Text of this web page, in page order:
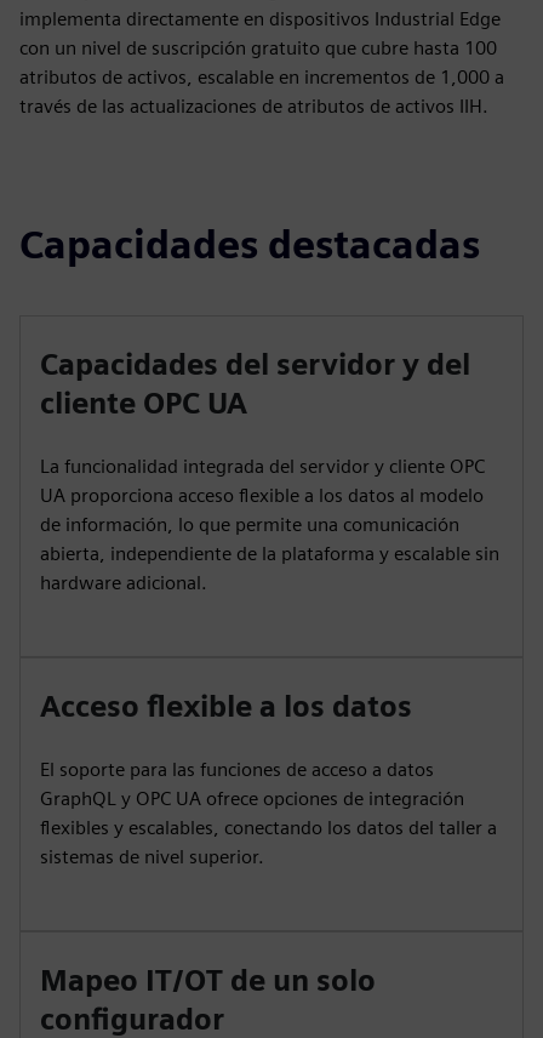
implementa directamente en dispositivos Industrial Edge
con un nivel de suscripción gratuito que cubre hasta 100
atributos de activos, escalable en incrementos de 1,000 a
través de las actualizaciones de atributos de activos IIH.
Capacidades destacadas
Capacidades del servidor y del
cliente OPC UA
La funcionalidad integrada del servidor y cliente OPC
UA proporciona acceso flexible a los datos al modelo
de información, lo que permite una comunicación
abierta, independiente de la plataforma y escalable sin
hardware adicional.
Acceso flexible a los datos
El soporte para las funciones de acceso a datos
GraphQL y OPC UA ofrece opciones de integración
flexibles y escalables, conectando los datos del taller a
sistemas de nivel superior.
Mapeo IT/OT de un solo
configurador